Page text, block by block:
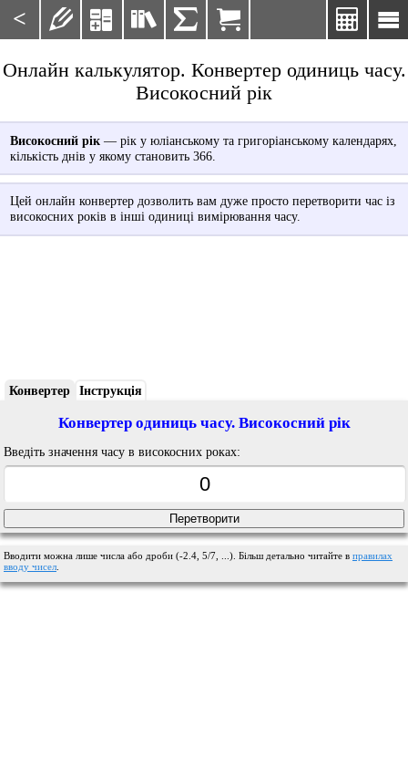
< 

    
Онлайн калькулятор. Конвертер одиниць часу.
Високосний рік
Високосний рік— рік у юліанському та григоріанському календарях,
кількість днів у якому становить 366.
Цей онлайн конвертер дозволить вам дуже просто перетворити час із
високосних років в інші одиниці вимірювання часу.
Конвертер Інструкція
Конвертер одиниць часу. Високосний рік
Введіть значення часу в високосних роках:
Вводити можна лише числа або дроби (-2.4, 5/7, ...). Більш детально читайте в правилах
вводу чисел